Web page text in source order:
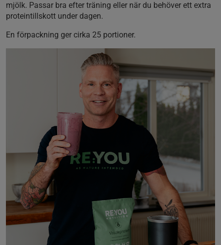
mjölk. Passar bra efter träning eller när du behöver ett extra
proteintillskott under dagen.
En förpackning ger cirka 25 portioner.